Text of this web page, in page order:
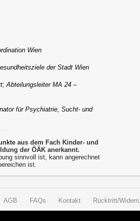
Wien
der Stadt Wien
Abteilungsleiter MA 24 –
für Psychiatrie, Sucht- und
aus dem Fach Kinder- und
der ÖÄK anerkannt.
sinnvoll ist, kann angerechnet
ist.
AGB FAQs Kontakt Rücktritt/